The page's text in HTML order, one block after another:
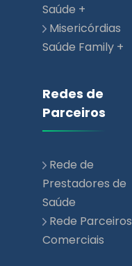
Saúde +
Misericórdias
Saúde Family +
Redes de
Parceiros
Rede de
Prestadores de
Saúde
Rede Parceiros
Comerciais